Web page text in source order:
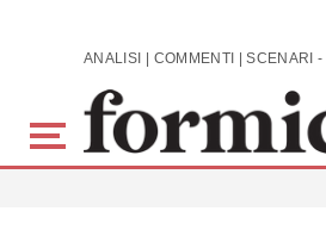
Skip to main content